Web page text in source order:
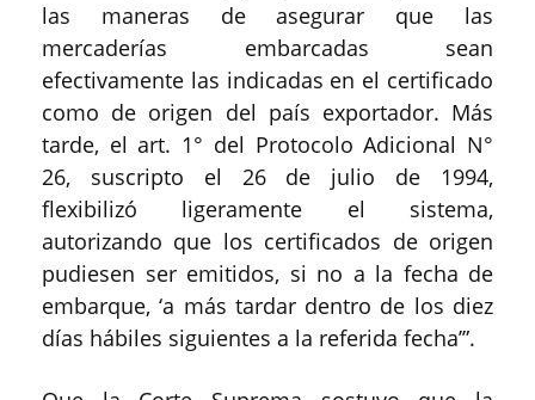
las maneras de asegurar que las
mercaderías embarcadas sean
efectivamente las indicadas en el certificado
como de origen del país exportador. Más
tarde, el art. 1° del Protocolo Adicional N°
26, suscripto el 26 de julio de 1994,
flexibilizó ligeramente el sistema,
autorizando que los certificados de origen
pudiesen ser emitidos, si no a la fecha de
embarque, ‘a más tardar dentro de los diez
días hábiles siguientes a la referida fecha’”.